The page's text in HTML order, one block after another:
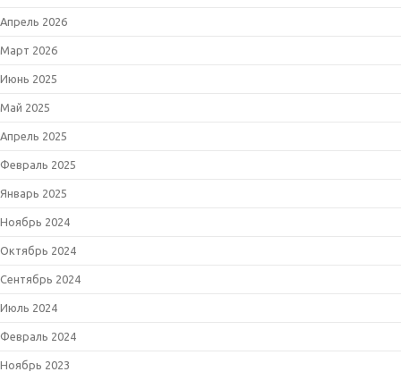
Апрель 2026
Март 2026
Июнь 2025
Май 2025
Апрель 2025
Февраль 2025
Январь 2025
Ноябрь 2024
Октябрь 2024
Сентябрь 2024
Июль 2024
Февраль 2024
Ноябрь 2023